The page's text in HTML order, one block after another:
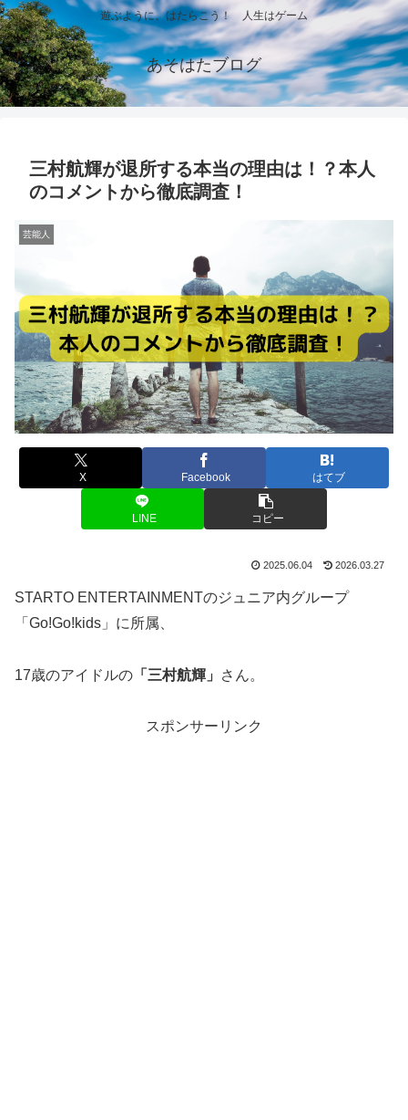
遊ぶように、はたらこう！ 人生はゲーム
あそはたブログ
三村航輝が退所する本当の理由は！？本人
のコメントから徹底調査！
芸能人
X Facebook はてブ
LINE コピー
2025.06.04 2026.03.27
STARTO ENTERTAINMENTのジュニア内グループ
「Go!Go!kids」に所属、
17歳のアイドルの 「三村航輝」 さん。
スポンサーリンク